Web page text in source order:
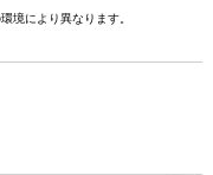
境により異なります。